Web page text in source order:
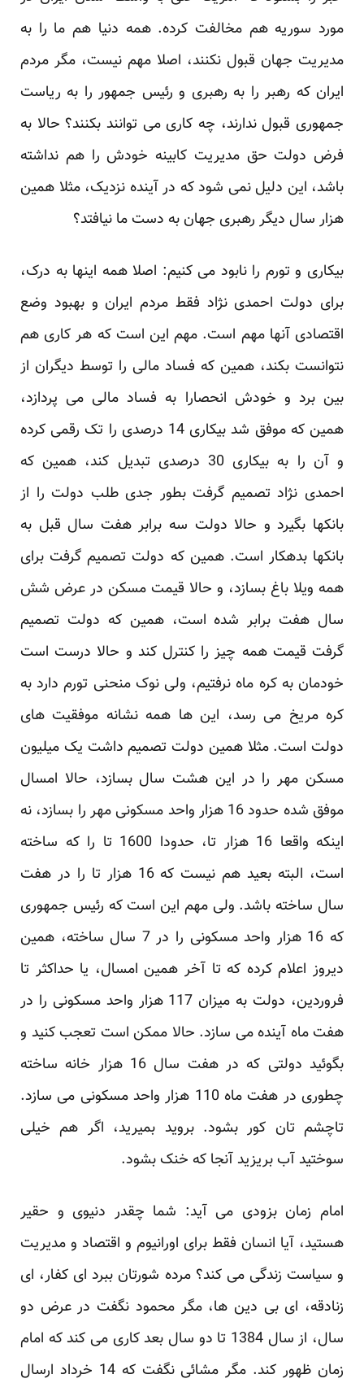
مورد سوریه هم مخالفت کرده. همه دنیا هم ما را به
مدیریت جهان قبول نکنند، اصلا مهم نیست، مگر مردم
ایران که رهبر را به رهبری و رئیس جمهور را به ریاست
جمهوری قبول ندارند، چه کاری می توانند بکنند؟ حالا به
فرض دولت حق مدیریت کابینه خودش را هم نداشته
باشد، این دلیل نمی شود که در آینده نزدیک، مثلا همین
هزار سال دیگر رهبری جهان به دست ما نیافتد؟
بیکاری و تورم را نابود می کنیم: اصلا همه اینها به درک،
برای دولت احمدی نژاد فقط مردم ایران و بهبود وضع
اقتصادی آنها مهم است. مهم این است که هر کاری هم
نتوانست بکند، همین که فساد مالی را توسط دیگران از
بین برد و خودش انحصارا به فساد مالی می پردازد،
همین که موفق شد بیکاری 14 درصدی را تک رقمی کرده
و آن را به بیکاری 30 درصدی تبدیل کند، همین که
احمدی نژاد تصمیم گرفت بطور جدی طلب دولت را از
بانکها بگیرد و حالا دولت سه برابر هفت سال قبل به
بانکها بدهکار است. همین که دولت تصمیم گرفت برای
همه ویلا باغ بسازد، و حالا قیمت مسکن در عرض شش
سال هفت برابر شده است، همین که دولت تصمیم
گرفت قیمت همه چیز را کنترل کند و حالا درست است
خودمان به کره ماه نرفتیم، ولی نوک منحنی تورم دارد به
کره مریخ می رسد، این ها همه نشانه موفقیت های
دولت است. مثلا همین دولت تصمیم داشت یک میلیون
مسکن مهر را در این هشت سال بسازد، حالا امسال
موفق شده حدود 16 هزار واحد مسکونی مهر را بسازد، نه
اینکه واقعا 16 هزار تا، حدودا 1600 تا را که ساخته
است، البته بعید هم نیست که 16 هزار تا را در هفت
سال ساخته باشد. ولی مهم این است که رئیس جمهوری
که 16 هزار واحد مسکونی را در 7 سال ساخته، همین
دیروز اعلام کرده که تا آخر همین امسال، یا حداکثر تا
فروردین، دولت به میزان 117 هزار واحد مسکونی را در
هفت ماه آینده می سازد. حالا ممکن است تعجب کنید و
بگوئید دولتی که در هفت سال 16 هزار خانه ساخته
چطوری در هفت ماه 110 هزار واحد مسکونی می سازد.
تاچشم تان کور بشود. بروید بمیرید، اگر هم خیلی
سوختید آب بریزید آنجا که خنک بشود.
امام زمان بزودی می آید: شما چقدر دنیوی و حقیر
هستید، آیا انسان فقط برای اورانیوم و اقتصاد و مدیریت
و سیاست زندگی می کند؟ مرده شورتان ببرد ای کفار، ای
زنادقه، ای بی دین ها، مگر محمود نگفت در عرض دو
سال، از سال 1384 تا دو سال بعد کاری می کند که امام
زمان ظهور کند. مگر مشائی نگفت که 14 خرداد ارسال